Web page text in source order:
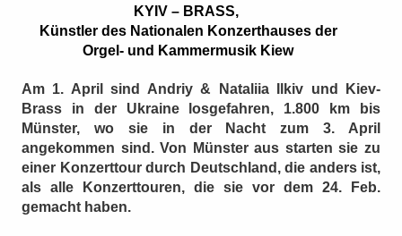
KYIV – BRASS,
Künstler des Nationalen Konzerthauses der
Orgel- und Kammermusik Kiew
Am 1. April sind Andriy & Nataliia Ilkiv und Kiev-
Brass in der Ukraine losgefahren, 1.800 km bis
Münster, wo sie in der Nacht zum 3. April
angekommen sind. Von Münster aus starten sie zu
einer Konzerttour durch Deutschland, die anders ist,
als alle Konzerttouren, die sie vor dem 24. Feb.
gemacht haben.